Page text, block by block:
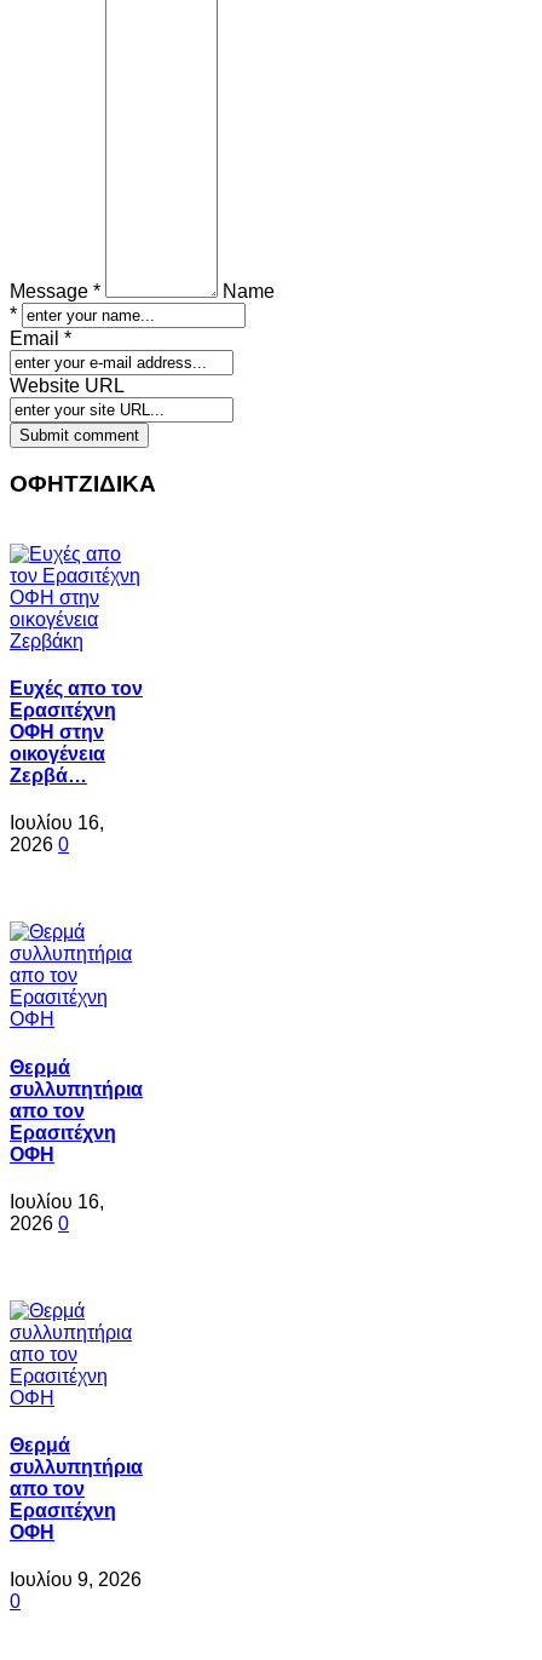
Message *
Name
*
Email *
Website URL
ΟΦΗΤΖΙΔΙΚΑ
Ευχές απο τον
Ερασιτέχνη
ΟΦΗ στην
οικογένεια
Ζερβά…
Ιουλίου 16,
2026 0
Θερμά
συλλυπητήρια
απο τον
Ερασιτέχνη
ΟΦΗ
Ιουλίου 16,
2026 0
Θερμά
συλλυπητήρια
απο τον
Ερασιτέχνη
ΟΦΗ
Ιουλίου 9, 2026
0